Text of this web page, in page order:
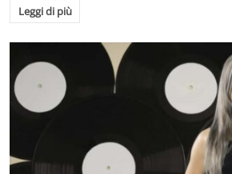
Leggi di più